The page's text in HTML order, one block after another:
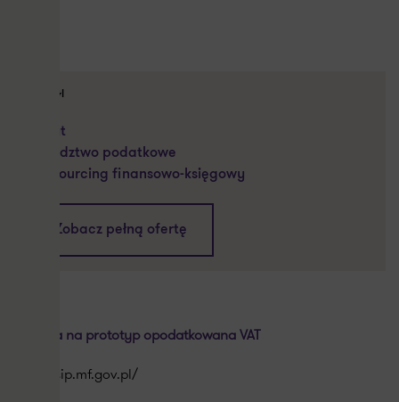
USŁUGI
Audyt
Doradztwo podatkowe
Outsourcing finansowo-księgowy
Zobacz pełną ofertę
Dotacja na prototyp opodatkowana VAT
http://sip.mf.gov.pl/